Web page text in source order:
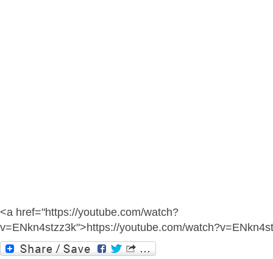
<a href="https://youtube.com/watch?
v=ENkn4stzz3k">https://youtube.com/